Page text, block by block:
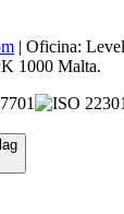
| Oficina:
1000 Malta.